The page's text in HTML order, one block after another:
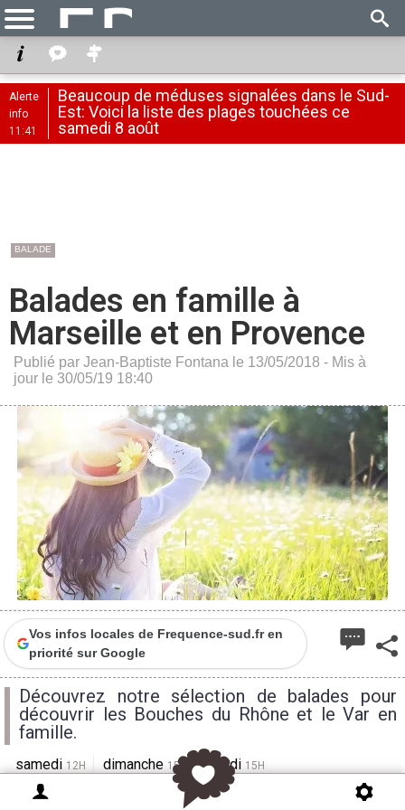
Alerte
info
11:41
Beaucoup de méduses signalées dans le Sud-
Est: Voici la liste des plages touchées ce
samedi 8 août
BALADE
Balades en famille à
Marseille et en Provence
Publié par Jean-Baptiste Fontana le 13/05/2018 - Mis à
jour le 30/05/19 18:40
Vos infos locales de Frequence-sud.fr en
priorité sur Google
Découvrez notre sélection de balades pour
découvrir les Bouches du Rhône et le Var en
famille.
samedi 12H dimanche 15H lundi 15H